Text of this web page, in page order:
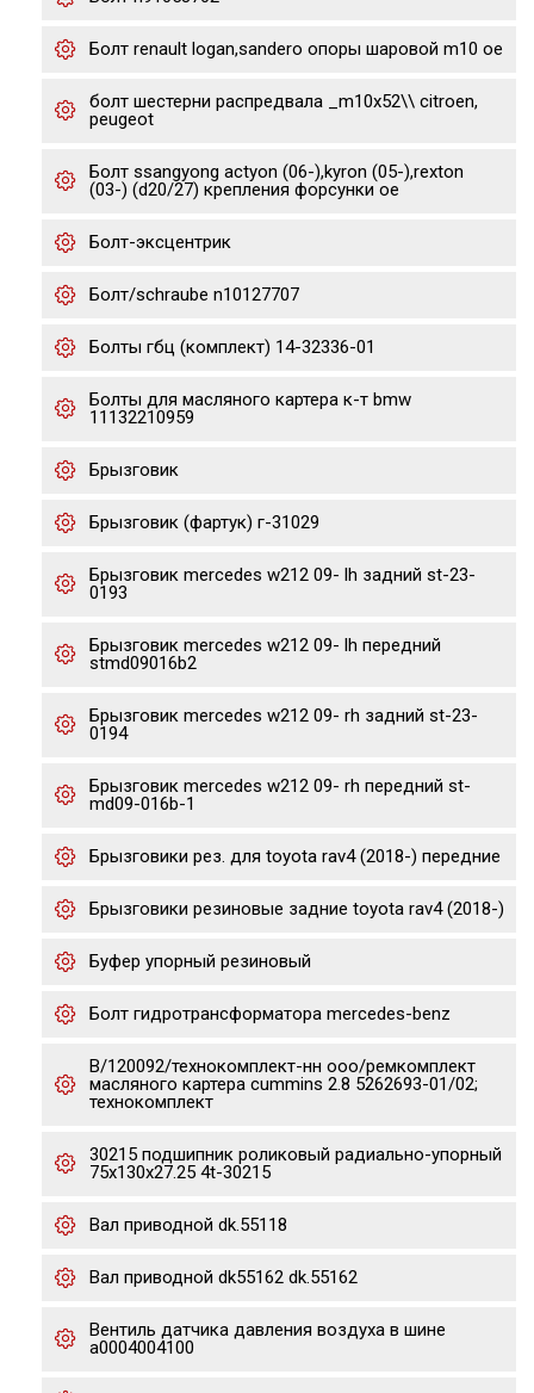
Болт renault logan,sandero опоры шаровой m10 oe
болт шестерни распредвала _m10x52\\ citroen,
peugeot
Болт ssangyong actyon (06-),kyron (05-),rexton
(03-) (d20/27) крепления форсунки oe
Болт-эксцентрик
Болт/schraube n10127707
Болты гбц (комплект) 14-32336-01
Болты для масляного картера к-т bmw
11132210959
Брызговик
Брызговик (фартук) г-31029
Брызговик mercedes w212 09- lh задний st-23-
0193
Брызговик mercedes w212 09- lh передний
stmd09016b2
Брызговик mercedes w212 09- rh задний st-23-
0194
Брызговик mercedes w212 09- rh передний st-
md09-016b-1
Брызговики рез. для toyota rav4 (2018-) передние
Брызговики резиновые задние toyota rav4 (2018-)
Буфер упорный резиновый
Бoлт гидpотрансфоpматора mеrcеdеs-bеnz
В/120092/технокомплект-нн ооо/ремкомплект
масляного картера сummins 2.8 5262693-01/02;
технокомплект
30215 подшипник роликовый радиально-упорный
75x130x27.25 4t-30215
Вал приводной dk.55118
Вал приводной dk55162 dk.55162
Вентиль датчика давления воздуха в шине
a0004004100